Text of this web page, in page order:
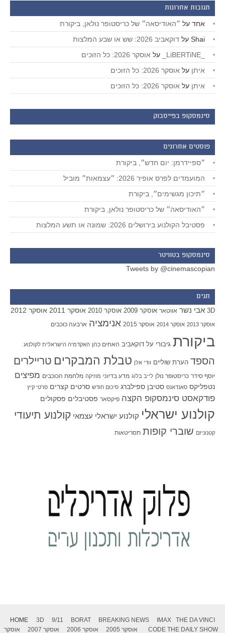
תגובות אחרונות
אחד על ״האודיסאה״ של כריסטופר נולאן, ביקורת
Shai על דוקאביב 2026: שש או שבע המלצות
על אוסקר 2026: כל הזוכים
איתן על אוסקר 2026: כל הזוכים
איתן על אוסקר 2026: כל הזוכים
סינמסקופ בפייסבוק
פוסטים אחרונים
״ספיידרמן: יום חדש״, ביקורת
המועמדים לפרס אופיר 2026: ״עצמאות״ מוביל
״תיכון מגשימים״, ביקורת
״האודיסאה״ של כריסטופר נולאן, ביקורת
פסטיבל הקולנוע בירושלים 2026: שמונה או תשע המלצות
סינמסקופ בטוויטר
Tweets by @cinemascopian
תגים
3D אבי נשר אווטאר אוסקר 2009 אוסקר 2010 אוסקר 2011 אוסקר 2012
אוסקר 2013 אוסקר 2014 אוסקר 2015 אנימציה ארבעה כוכבים
ביקורת גיבורי על דוקאביב האחים כהן האקדמיה הישראלית לקולנוע
הספד הערת שוליים וודי אלן טבלת המבקרים טריילרים
יוסף סידר כריסטופר נולן לייב בלוג מדע בדיוני מוזיקה מלחמת הכוכבים מפיצים
נטפליקס סאנדאנס סטיבן ספילברג סיכום חודש סרטים קצרים סרטי קיץ
פודקאסט סינמסקופ הקצה פיקסאר פסטיבלים פסקולים
קולנוע ישראלי קולנוע ישראלי עצמאי קולנוע תיעודי
קטנוניזם שוברי קופות תסריטאות
HOME 3D 9/11 BORAT BREAKING NEWS IMAX
THE DA VINCI
CODE THE DAILY SHOW אוסקר 2005 אוסקר 2006 אוסקר 2007 אוסקר